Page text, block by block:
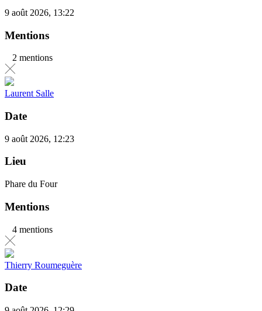
9 août 2026, 13:22
Mentions
2 mentions
Laurent Salle
Date
9 août 2026, 12:23
Lieu
Phare du Four
Mentions
4 mentions
Thierry Roumeguère
Date